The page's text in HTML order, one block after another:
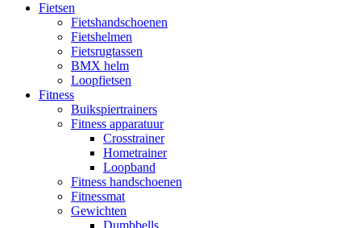
Fietsen
Fietshandschoenen
Fietshelmen
Fietsrugtassen
BMX helm
Loopfietsen
Fitness
Buikspiertrainers
Fitness apparatuur
Crosstrainer
Hometrainer
Loopband
Fitness handschoenen
Fitnessmat
Gewichten
Dumbbells